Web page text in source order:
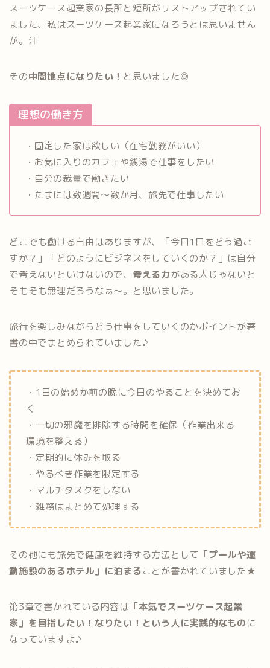
スーツケース起業家の長所と短所がリストアップされてい
ました、私はスーツケース起業家になろうとは思いません
が。汗
その中間地点になりたい！ と思いました◎
理想の働き方
・固定した家は欲しい（在宅勤務がいい）
・お気に入りのカフェや銭湯で仕事をしたい
・自分の裁量で働きたい
・たまには数週間～数か月、旅先で仕事したい
どこでも働ける自由はありますが、「今日1日をどう過ご
すか？」「どのようにビジネスをしていくのか？」は自分
で考えないといけないので、 考える力がある人じゃないと
そもそも無理だろうなぁ～。と思いました。
旅行を楽しみながらどう仕事をしていくのかポイントが著
書の中でまとめられていました♪
・1日の始めか前の晩に今日のやることを決めてお
く
・一切の邪魔を排除する時間を確保（作業出来る
環境を整える）
・定期的に休みを取る
・やるべき作業を限定する
・マルチタスクをしない
・雑務はまとめて処理する
その他にも旅先で健康を維持する方法として 「プールや運
動施設のあるホテル」に泊まることが書かれていました★
第3章で書かれている内容は 「本気でスーツケース起業
家」を目指したい！なりたい！という人に実践的なものに
なっていますよ♪